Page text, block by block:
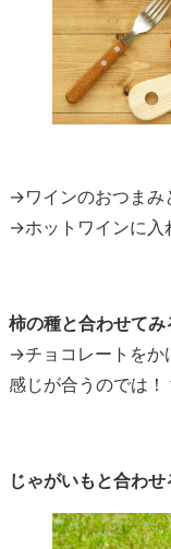
→ワインのおつまみ
→ホットワインに入
柿の種と合わせてみ
→チョコレートをか
感じが合うのでは！
じゃがいもと合わせ